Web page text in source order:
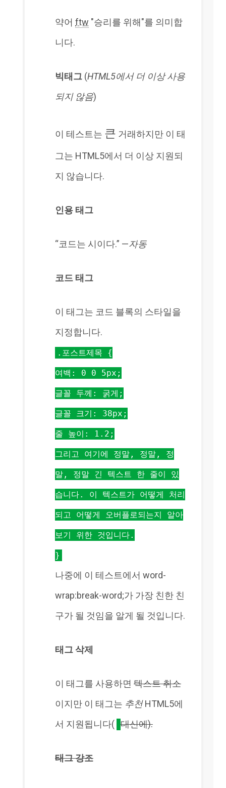
약어 ftw "승리를 위해"를 의미합
니다.
빅태그 (HTML5에서 더 이상 사용
되지 않음)
이 테스트는 큰 거래하지만 이 태
그는 HTML5에서 더 이상 지원되
지 않습니다.
인용 태그
“코드는 시이다.” —자동
코드 태그
이 태그는 코드 블록의 스타일을
지정합니다.
.포스트제목 {
여백: 0 0 5px;
글꼴 두께: 굵게;
글꼴 크기: 38px;
줄 높이: 1.2;
그리고 여기에 정말, 정말, 정
말, 정말 긴 텍스트 한 줄이 있
습니다. 이 텍스트가 어떻게 처리
되고 어떻게 오버플로되는지 알아
보기 위한 것입니다.
}
나중에 이 테스트에서 word-
wrap:break-word;가 가장 친한 친
구가 될 것임을 알게 될 것입니다.
태그 삭제
이 태그를 사용하면 텍스트 취소
이지만 이 태그는 추천HTML5에
서 지원됩니다( 대신에).
태그 강조